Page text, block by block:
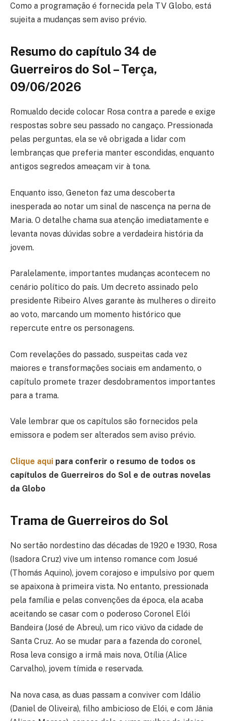
Como a programação é fornecida pela TV Globo, está
sujeita a mudanças sem aviso prévio.
Resumo do capítulo 34 de
Guerreiros do Sol – Terça,
09/06/2026
Romualdo decide colocar Rosa contra a parede e exige
respostas sobre seu passado no cangaço. Pressionada
pelas perguntas, ela se vê obrigada a lidar com
lembranças que preferia manter escondidas, enquanto
antigos segredos ameaçam vir à tona.
Enquanto isso, Geneton faz uma descoberta
inesperada ao notar um sinal de nascença na perna de
Maria. O detalhe chama sua atenção imediatamente e
levanta novas dúvidas sobre a verdadeira história da
jovem.
Paralelamente, importantes mudanças acontecem no
cenário político do país. Um decreto assinado pelo
presidente Ribeiro Alves garante às mulheres o direito
ao voto, marcando um momento histórico que
repercute entre os personagens.
Com revelações do passado, suspeitas cada vez
maiores e transformações sociais em andamento, o
capítulo promete trazer desdobramentos importantes
para a trama.
Vale lembrar que os capítulos são fornecidos pela
emissora e podem ser alterados sem aviso prévio.
Clique aqui para conferir o resumo de todos os
capítulos de Guerreiros do Sol e de outras novelas
da Globo
Trama de Guerreiros do Sol
No sertão nordestino das décadas de 1920 e 1930, Rosa
(Isadora Cruz) vive um intenso romance com Josué
(Thomás Aquino), jovem corajoso e impulsivo por quem
se apaixona à primeira vista. No entanto, pressionada
pela família e pelas convenções da época, ela acaba
aceitando se casar com o poderoso Coronel Elói
Bandeira (José de Abreu), um rico viúvo da cidade de
Santa Cruz. Ao se mudar para a fazenda do coronel,
Rosa leva consigo a irmã mais nova, Otília (Alice
Carvalho), jovem tímida e reservada.
Na nova casa, as duas passam a conviver com Idálio
(Daniel de Oliveira), filho ambicioso de Elói, e com Jânia